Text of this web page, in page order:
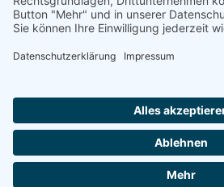
Cookie-Einstellungen
Navigation überspringen
Impressum
Haftungsausschluss
Facebook
YouTube